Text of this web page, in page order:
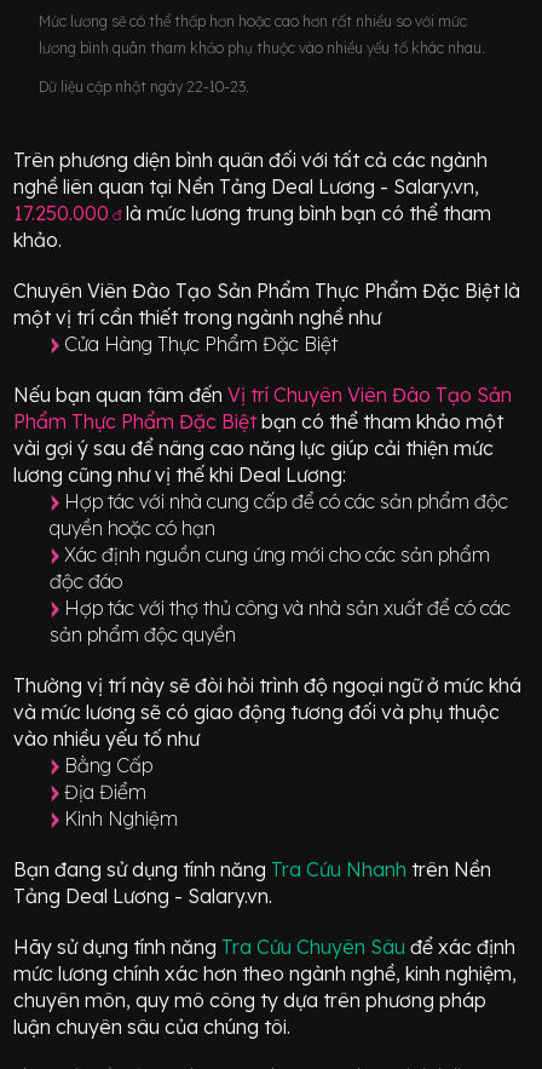
Mức lương sẽ có thể thấp hơn hoặc cao hơn rất nhiều so với mức
lương bình quân tham khảo phụ thuộc vào nhiều yếu tố khác nhau.
Dữ liệu cập nhật ngày 22-10-23.
Trên phương diện bình quân đối với tất cả các ngành
nghề liên quan tại Nền Tảng Deal Lương - Salary.vn,
17.250.000 đlà mức lương trung bình bạn có thể tham
khảo.
Chuyên Viên Đào Tạo Sản Phẩm Thực Phẩm Đặc Biệt là
một vị trícần thiết trong ngành nghề như
Cửa Hàng Thực Phẩm Đặc Biệt
Nếu bạn quan tâm đến Vị tríChuyên Viên Đào Tạo Sản
Phẩm Thực Phẩm Đặc Biệtbạn có thể tham khảo một
vài gợi ý sau để nâng cao năng lực giúp cải thiện mức
lương cũng như vị thế khi Deal Lương:
Hợp tác với nhà cung cấp để có các sản phẩm độc
quyền hoặc có hạn
Xác định nguồn cung ứng mới cho các sản phẩm
độc đáo
Hợp tác với thợ thủ công và nhà sản xuất để có các
sản phẩm độc quyền
Thường vị trí này sẽ đòi hỏi trình độ ngoại ngữ ở mứckhá
và mức lương sẽ có giao động tương đối và phụ thuộc
vào nhiều yếu tố như
Bằng Cấp
Địa Điểm
Kinh Nghiệm
Bạn đang sử dụng tính năng Tra Cứu Nhanh trên Nền
Tảng Deal Lương - Salary.vn.
Hãy sử dụng tính năng Tra Cứu Chuyên Sâuđể xác định
mức lương chính xác hơn theo ngành nghề, kinh nghiệm,
chuyên môn, quy mô công ty dựa trên phương pháp
luận chuyên sâu của chúng tôi.